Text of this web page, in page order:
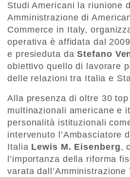
Studi Americani la riunione
Amministrazione di
Commerce in Italy,
operativa è affidata dal
e presieduta daStefano
obiettivo quello di lavorare
delle relazioni tra Italia e
Alla presenza di oltre 30
multinazionali americane e
personalità istituzionali
intervenuto l’Ambasciatore
Italia Lewis M. Eisenberg,
l’importanza della riforma
varata